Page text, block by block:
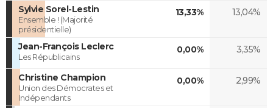
Sylvie Sorel-Lestin
Ensemble ! (Majorité
présidentielle)
13,33% 13,04%
Jean-François Leclerc
Les Républicains
0,00% 3,35%
Christine Champion
Union des Démocrates et
Indépendants
0,00% 2,99%